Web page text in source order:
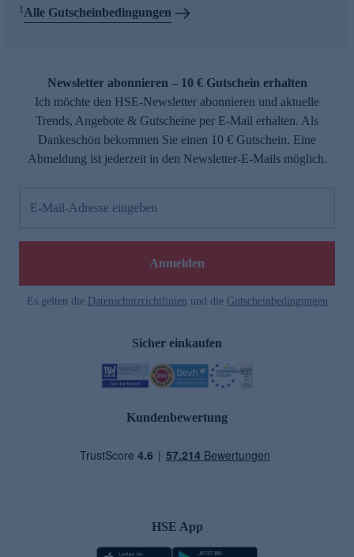
1Alle Gutscheinbedingungen
Newsletter abonnieren – 10 € Gutschein erhalten
Ich möchte den HSE-Newsletter abonnieren und aktuelle
Trends, Angebote & Gutscheine per E-Mail erhalten. Als
Dankeschön bekommen Sie einen 10 € Gutschein. Eine
Abmeldung ist jederzeit in den Newsletter-E-Mails möglich.
E-Mail-Adresse eingeben
Anmelden
Es gelten die Datenschutzrichtlinien und die Gutscheinbedingungen
Sicher einkaufen
Kundenbewertung
HSE App